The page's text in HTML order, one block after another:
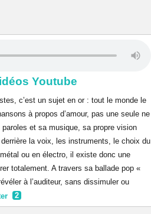
Youtube
c’est un sujet en or : tout le monde le
à propos d’amour, pas une seule ne
et sa musique, sa propre vision
la voix, les instruments, le choix du
ou en électro, il existe donc une
totalement. A travers sa ballade pop «
à l’auditeur, sans dissimuler ou
2